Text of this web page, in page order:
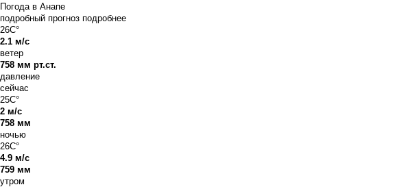
Погода в Анапе
подробный прогноз подробнее
26C°
2.1 м/с
ветер
758 мм рт.ст.
давление
сейчас
25C°
2 м/с
758 мм
ночью
26C°
4.9 м/с
759 мм
утром